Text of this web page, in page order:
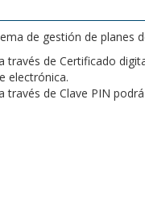
de gestión de planes
través de Certificado
electrónica.
través de Clave PIN